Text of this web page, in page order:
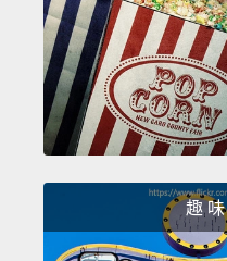
趣 味